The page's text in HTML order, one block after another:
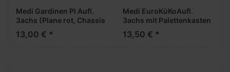
Medi Gardinen Pl Aufl.
3achs (Plane rot, Chassis
schwarz)
13,00 € *
Medi EuroKüKoAufl.
3achs mit Palettenkasten
(weiß, Chassis schwarz,
Palettenkasten +
13,50 € *